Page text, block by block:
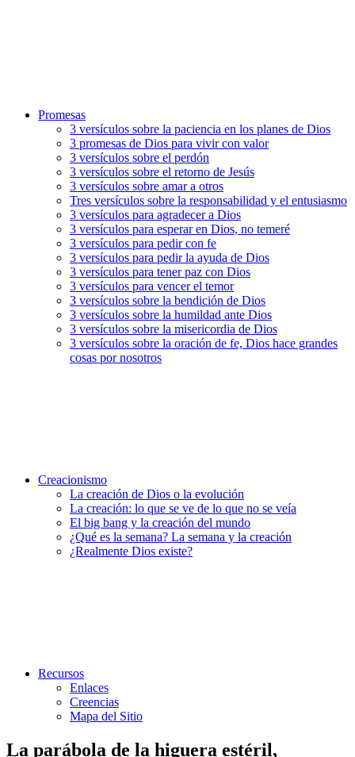
Promesas
3 versículos sobre la paciencia en los planes de Dios
3 promesas de Dios para vivir con valor
3 versículos sobre el perdón
3 versículos sobre el retorno de Jesús
3 versículos sobre amar a otros
Tres versículos sobre la responsabilidad y el entusiasmo
3 versículos para agradecer a Dios
3 versículos para esperar en Dios, no temeré
3 versículos para pedir con fe
3 versículos para pedir la ayuda de Dios
3 versículos para tener paz con Dios
3 versículos para vencer el temor
3 versículos sobre la bendición de Dios
3 versículos sobre la humildad ante Dios
3 versículos sobre la misericordia de Dios
3 versículos sobre la oración de fe, Dios hace grandes
cosas por nosotros
Creacionismo
La creación de Dios o la evolución
La creación: lo que se ve de lo que no se veía
El big bang y la creación del mundo
¿Qué es la semana? La semana y la creación
¿Realmente Dios existe?
Recursos
Enlaces
Creencias
Mapa del Sitio
La parábola de la higuera estéril,